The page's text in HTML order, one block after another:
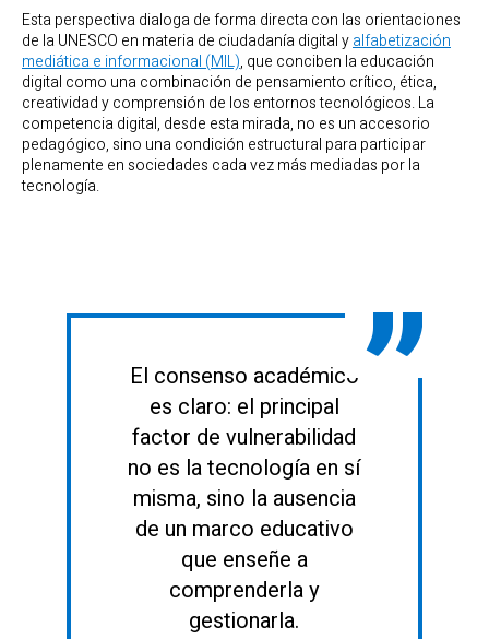
Esta perspectiva dialoga de forma directa con las orientaciones
de la UNESCO en materia de ciudadanía digital yalfabetización
mediática e informacional (MIL), que conciben la educación
digital como una combinación de pensamiento crítico, ética,
creatividad y comprensión de los entornos tecnológicos. La
competencia digital, desde esta mirada, no es un accesorio
pedagógico, sino una condición estructural para participar
plenamente en sociedades cada vez más mediadas por la
tecnología.
El consenso académico
es claro: el principal
factor de vulnerabilidad
no es la tecnología en sí
misma, sino la ausencia
de un marco educativo
que enseñe a
comprenderla y
gestionarla.